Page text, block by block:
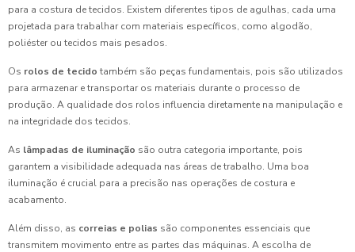
para a costura de tecidos. Existem diferentes tipos de agulhas, cada uma
projetada para trabalhar com materiais específicos, como algodão,
poliéster ou tecidos mais pesados.
Os rolos de tecido também são peças fundamentais, pois são utilizados
para armazenar e transportar os materiais durante o processo de
produção. A qualidade dos rolos influencia diretamente na manipulação e
na integridade dos tecidos.
As lâmpadas de iluminação são outra categoria importante, pois
garantem a visibilidade adequada nas áreas de trabalho. Uma boa
iluminação é crucial para a precisão nas operações de costura e
acabamento.
Além disso, as correias e polias são componentes essenciais que
transmitem movimento entre as partes das máquinas. A escolha de